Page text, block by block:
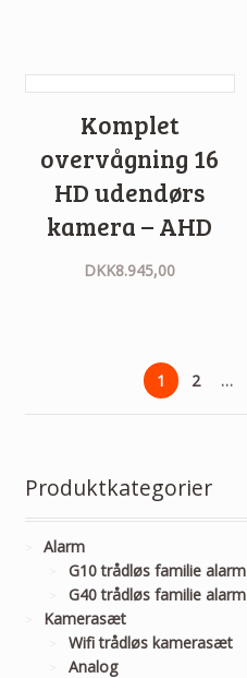
Komplet
overvågning 16
HD udendørs
kamera – AHD
DKK8.945,00
1 2 …
Produktkategorier
Alarm
G10 trådløs familie alarm
G40 trådløs familie alarm
Kamerasæt
Wifi trådløs kamerasæt
Analog